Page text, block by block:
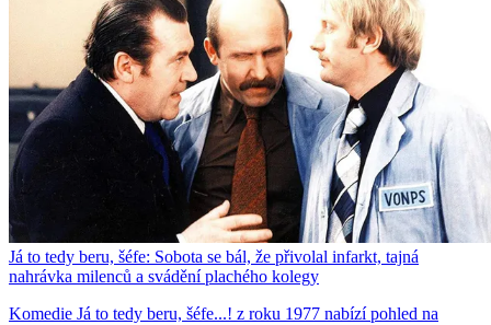
Já to tedy beru, šéfe: Sobota se bál, že přivolal infarkt, tajná
nahrávka milenců a svádění plachého kolegy
Komedie Já to tedy beru, šéfe...! z roku 1977 nabízí pohled na